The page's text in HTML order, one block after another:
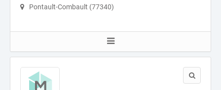
Pontault-Combault (77340)